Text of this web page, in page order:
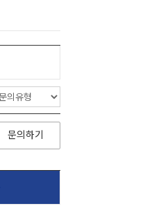
문의하기